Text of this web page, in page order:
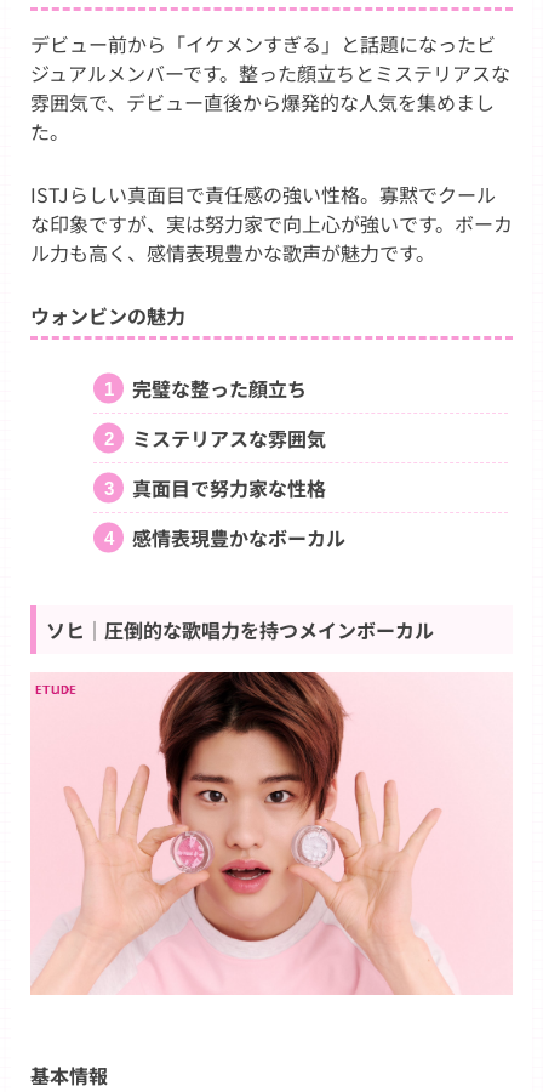
デビュー前から「イケメンすぎる」と話題になったビ
ジュアルメンバーです。整った顔立ちとミステリアスな
雰囲気で、デビュー直後から爆発的な人気を集めまし
た。
ISTJらしい真面目で責任感の強い性格。寡黙でクール
な印象ですが、実は努力家で向上心が強いです。ボーカ
ル力も高く、感情表現豊かな歌声が魅力です。
ウォンビンの魅力
完璧な整った顔立ち
ミステリアスな雰囲気
真面目で努力家な性格
感情表現豊かなボーカル
ソヒ｜圧倒的な歌唱力を持つメインボーカル
基本情報